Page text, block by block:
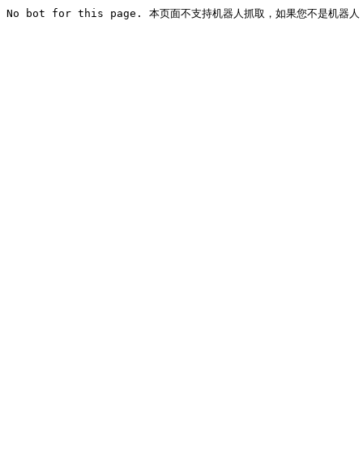
No bot for this page. 本页面不支持机器人抓取，如果您不是机器人，